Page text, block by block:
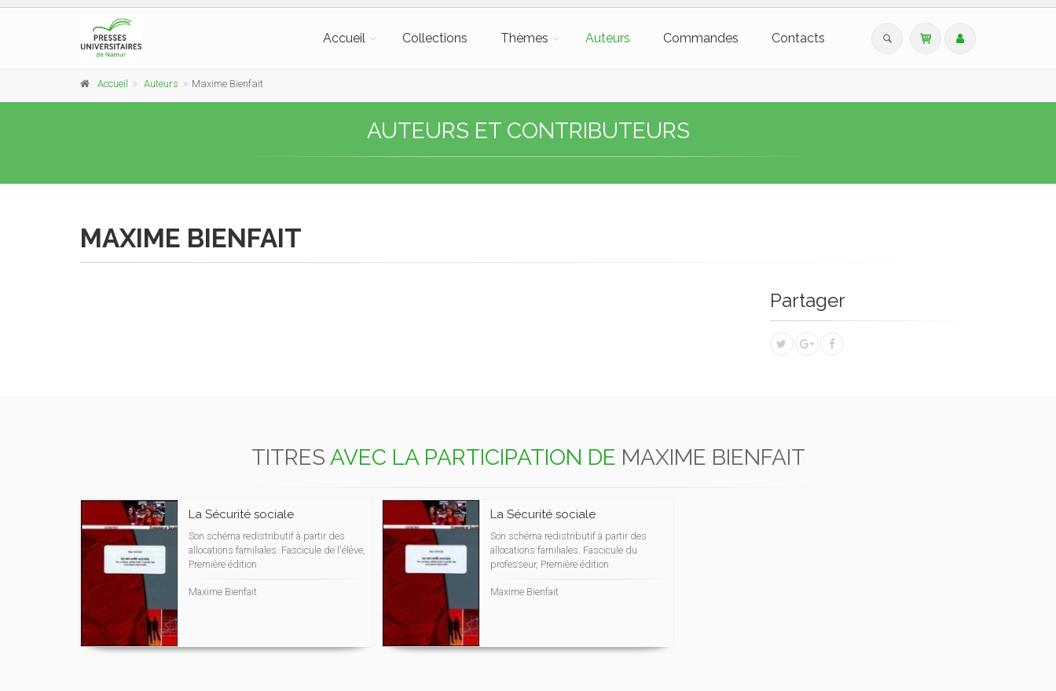
Accueil Collections Thèmes Auteurs Commandes Contacts
Accueil Auteurs Maxime Bienfait
AUTEURS ET CONTRIBUTEURS
MAXIME BIENFAIT
Partager
TITRES AVEC LA PARTICIPATION DE MAXIME BIENFAIT
La Sécurité sociale
Son schéma redistributif à partir des
allocations familiales. Fascicule de l'élève,
Première édition
Maxime Bienfait
La Sécurité sociale
Son schéma redistributif à partir des
allocations familiales. Fascicule du
professeur, Première édition
Maxime Bienfait